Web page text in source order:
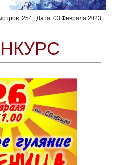
254 | Дата: 03 Февраля 2023